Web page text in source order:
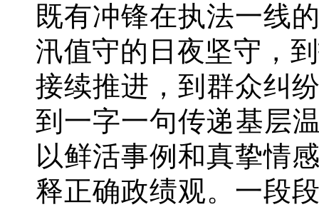
既有冲锋在执法一线
汛值守的日夜坚守，
接续推进，到群众纠
到一字一句传递基层
以鲜活事例和真挚情
释正确政绩观。一段